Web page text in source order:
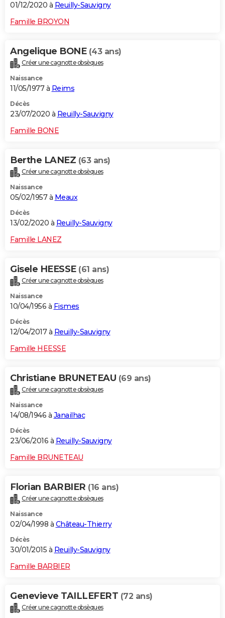
01/12/2020 à Reuilly-Sauvigny
Famille BROYON
Angelique BONE (43 ans)
Créer une cagnotte obsèques
Naissance
11/05/1977 à Reims
Décès
23/07/2020 à Reuilly-Sauvigny
Famille BONE
Berthe LANEZ (63 ans)
Créer une cagnotte obsèques
Naissance
05/02/1957 à Meaux
Décès
13/02/2020 à Reuilly-Sauvigny
Famille LANEZ
Gisele HEESSE (61 ans)
Créer une cagnotte obsèques
Naissance
10/04/1956 à Fismes
Décès
12/04/2017 à Reuilly-Sauvigny
Famille HEESSE
Christiane BRUNETEAU (69 ans)
Créer une cagnotte obsèques
Naissance
14/08/1946 à Janailhac
Décès
23/06/2016 à Reuilly-Sauvigny
Famille BRUNETEAU
Florian BARBIER (16 ans)
Créer une cagnotte obsèques
Naissance
02/04/1998 à Château-Thierry
Décès
30/01/2015 à Reuilly-Sauvigny
Famille BARBIER
Genevieve TAILLEFERT (72 ans)
Créer une cagnotte obsèques